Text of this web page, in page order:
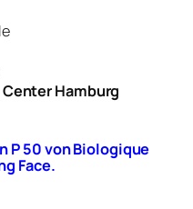
Hamburg
P 50 vonBiologique
Face.